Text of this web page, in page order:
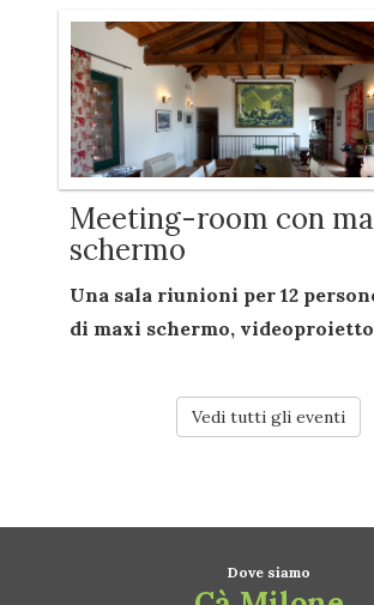
Meeting-room con
schermo
Una sala riunioni per 12
di maxi schermo,
Vedi tutti gli eventi
Dove siamo